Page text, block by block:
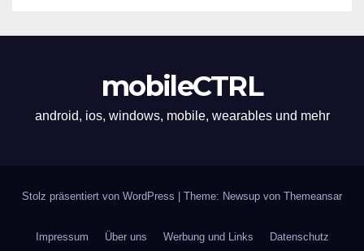
mobileCTRL
android, ios, windows, mobile, wearables und mehr
Stolz präsentiert von WordPress Theme: Newsup von Themeansar
Impressum Über uns Werbung und Links Datenschutz